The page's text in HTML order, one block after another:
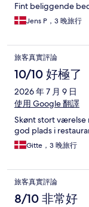
Fint beliggende
Jens P，3 晚旅行
旅客真實評論
10/10 好極了
2026 年 7 月 9 日
使用 Google 翻譯
Skønt stort værelse
god plads i
Gitte，3 晚旅行
旅客真實評論
8/10 非常好